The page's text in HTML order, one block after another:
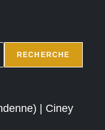
RECHERCHE
| Ciney